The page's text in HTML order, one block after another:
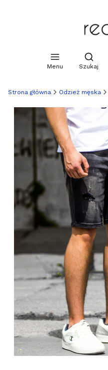
Menu Szukaj
Strona główna Odzież męska